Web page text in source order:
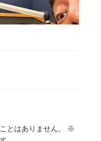
とはありません。
※